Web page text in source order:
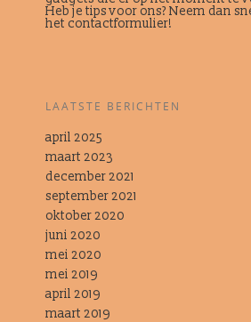
Heb je tips voor ons? Neem dan
het contactformulier!
LAATSTE BERICHTEN
april 2025
maart 2023
december 2021
september 2021
oktober 2020
juni 2020
mei 2020
mei 2019
april 2019
maart 2019